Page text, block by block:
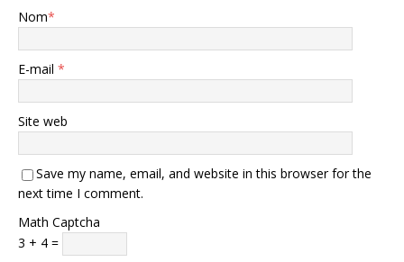
Nom*
E-mail *
Site web
Save my name, email, and website in this browser for the
next time I comment.
Math Captcha
3 + 4 =